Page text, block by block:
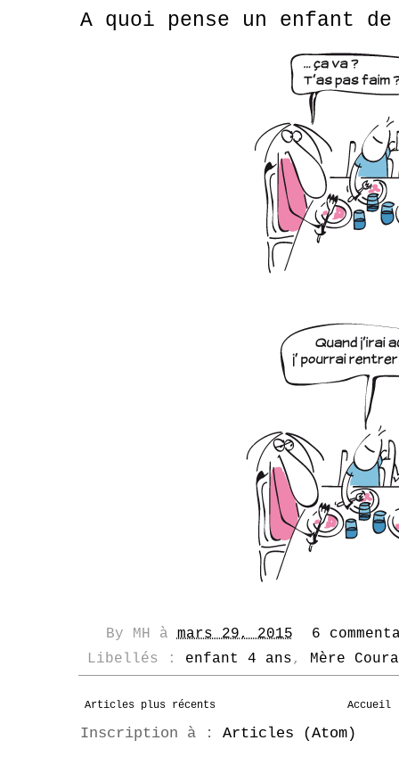
A quoi pense un enfant
By MH àmars 29, 2015
6
Libellés : enfant 4 ans, Mère
Articles plus récents Accueil
Inscription à : Articles (Atom)